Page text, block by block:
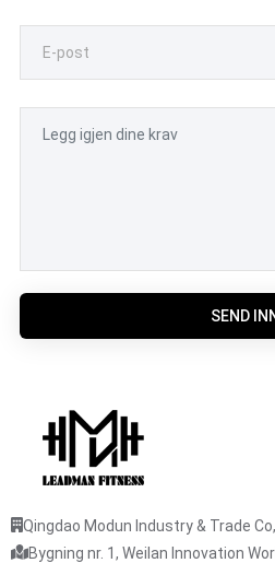
SEND
Qingdao Modun Industry & Trade
Bygning nr. 1, Weilan Innovation